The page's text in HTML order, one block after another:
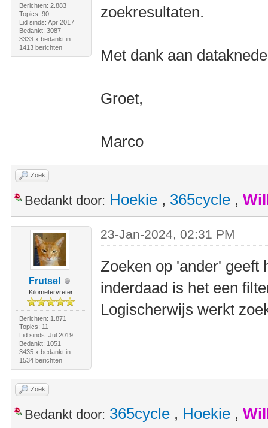
Berichten: 2.883
Topics: 90
Lid sinds: Apr 2017
Bedankt: 3087
3333 x bedankt in
1413 berichten
zoekresultaten.
Met dank aan
Groet,
Marco
Zoek
Bedankt door: Hoekie , 365cycle ,
Frutsel
Kilometervreter
Berichten: 1.871
Topics: 11
Lid sinds: Jul 2019
Bedankt: 1051
3435 x bedankt in
1534 berichten
23-Jan-2024, 02:31 PM
Zoeken op 'ander' geeft
inderdaad is het een
Logischerwijs werkt
Zoek
Bedankt door: 365cycle , Hoekie ,